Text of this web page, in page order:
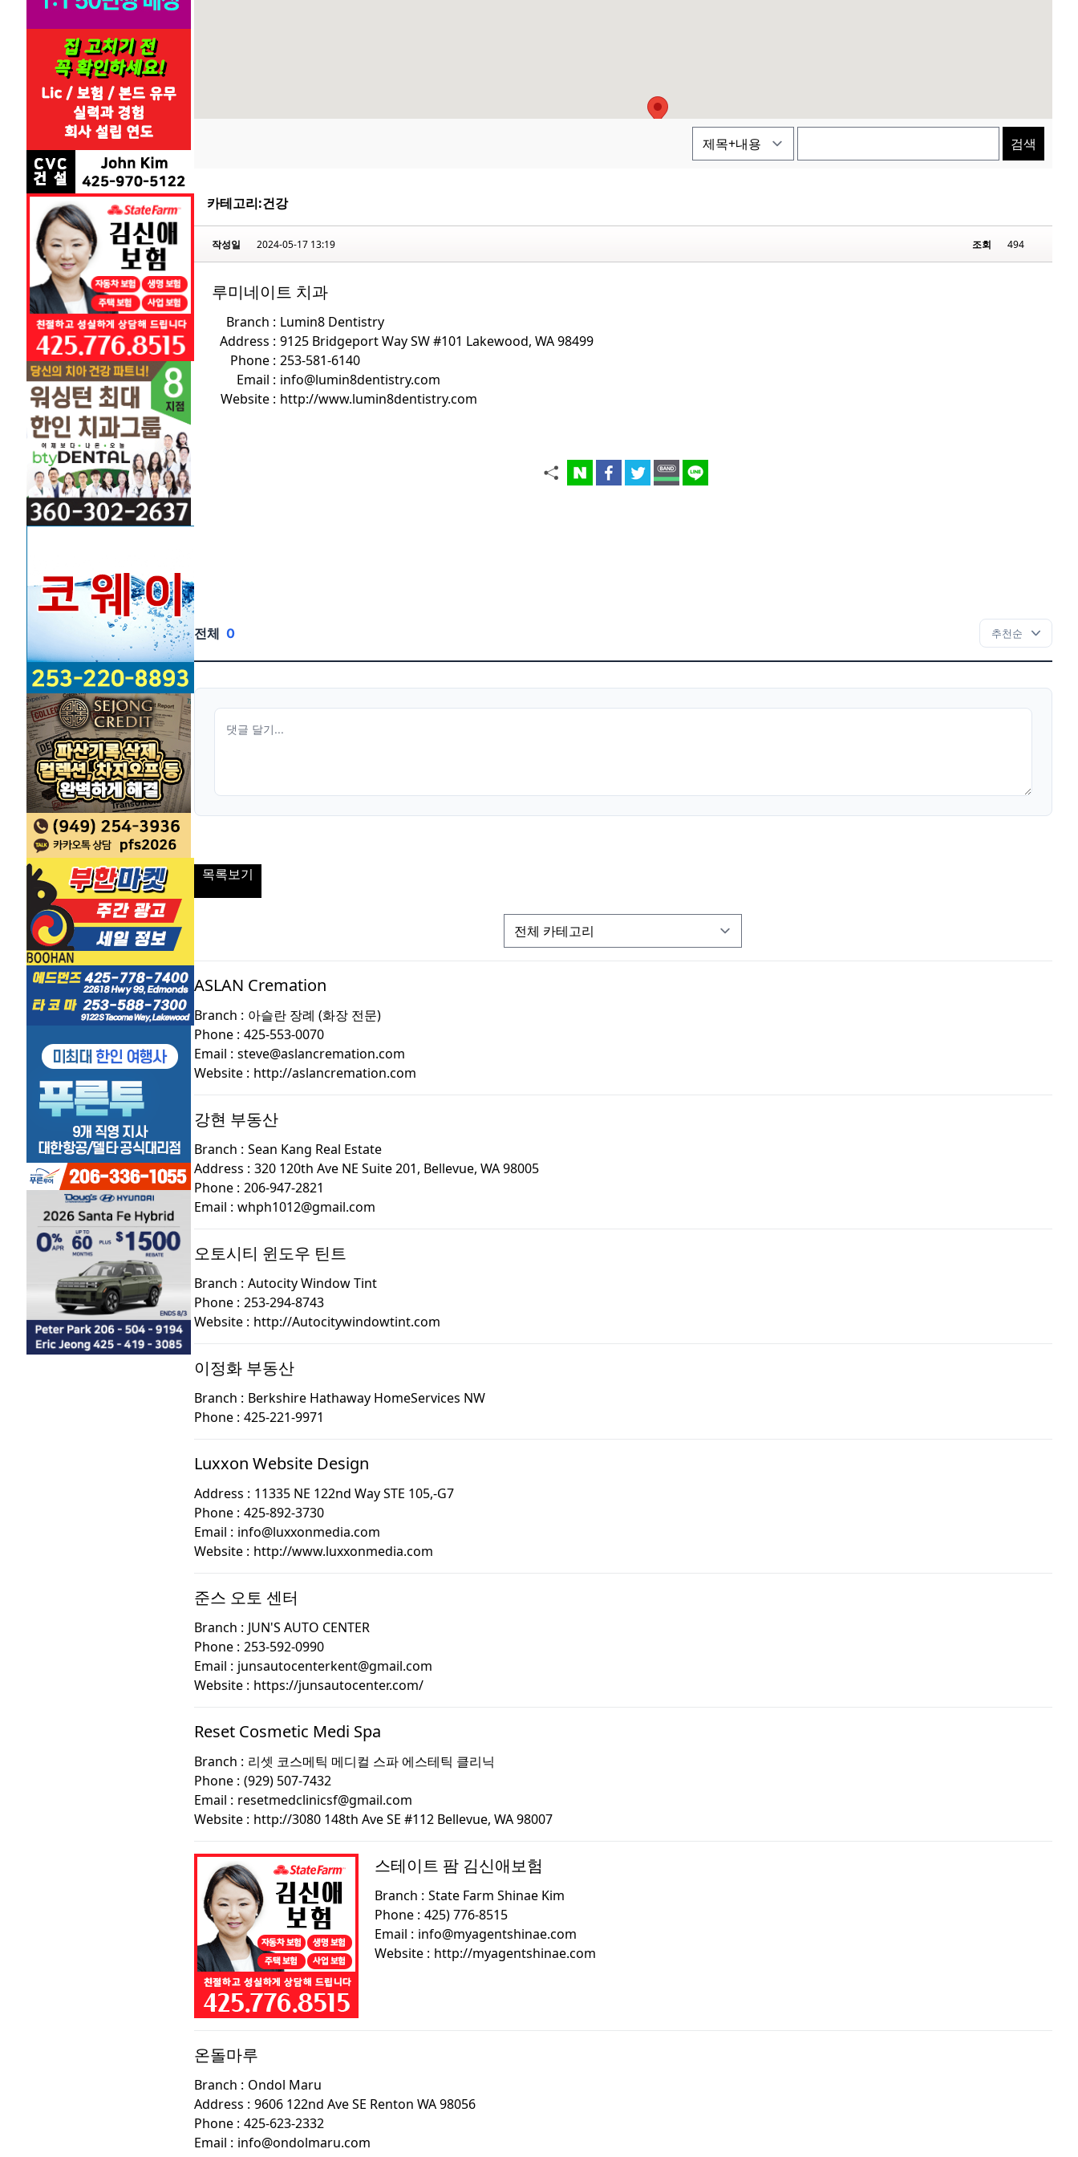
검색
카테고리:건강
작성일 2024-05-17 13:19 조회 494
루미네이트 치과
Branch : Lumin8 Dentistry
Address : 9125 Bridgeport Way SW #101 Lakewood, WA 98499
Phone : 253-581-6140
Email : info@lumin8dentistry.com
Website : http://www.lumin8dentistry.com
전체 0
목록보기
ASLAN Cremation
Branch : 아슬란 장례 (화장 전문)
Phone : 425-553-0070
Email : steve@aslancremation.com
Website : http://aslancremation.com
강현 부동산
Branch : Sean Kang Real Estate
Address : 320 120th Ave NE Suite 201, Bellevue, WA 98005
Phone : 206-947-2821
Email : whph1012@gmail.com
오토시티 윈도우 틴트
Branch : Autocity Window Tint
Phone : 253-294-8743
Website : http://Autocitywindowtint.com
이정화 부동산
Branch : Berkshire Hathaway HomeServices NW
Phone : 425-221-9971
Luxxon Website Design
Address : 11335 NE 122nd Way STE 105,-G7
Phone : 425-892-3730
Email : info@luxxonmedia.com
Website : http://www.luxxonmedia.com
준스 오토 센터
Branch : JUN'S AUTO CENTER
Phone : 253-592-0990
Email : junsautocenterkent@gmail.com
Website : https://junsautocenter.com/
Reset Cosmetic Medi Spa
Branch : 리셋 코스메틱 메디컬 스파 에스테틱 클리닉
Phone : (929) 507-7432
Email : resetmedclinicsf@gmail.com
Website : http://3080 148th Ave SE #112 Bellevue, WA 98007
스테이트 팜 김신애보험
Branch : State Farm Shinae Kim
Phone : 425) 776-8515
Email : info@myagentshinae.com
Website : http://myagentshinae.com
온돌마루
Branch : Ondol Maru
Address : 9606 122nd Ave SE Renton WA 98056
Phone : 425-623-2332
Email : info@ondolmaru.com